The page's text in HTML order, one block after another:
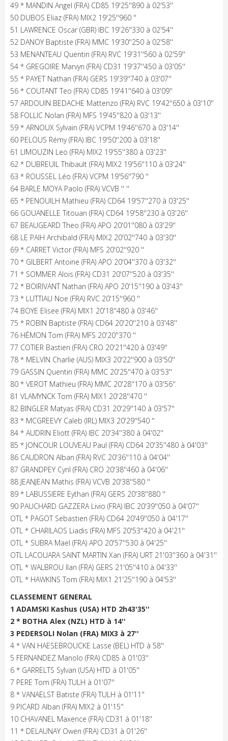
49 * MANDIN Angel (FRA) CD85 19'25''890 à 02'53''
50 DUBOS Eliaz (FRA) MIX2 19'25''960 ''
51 LAWRENCE Oscar (GBR) IBC 19'26''330 à 02'54''
52 DANOY Baptiste (FRA) MMC 19'30''250 à 02'58''
53 MENANTEAU Quentin (FRA) RVC 19'31''560 à 02'59''
54 * GREGOIRE Marvyn (FRA) CD31 19'37''450 à 03'05''
55 * PAYET Nathan (FRA) GERS 19'39''740 à 03'07''
56 * COUTANT Teo (FRA) CD85 19'41''640 à 03'09''
57 ARDOUIN BEDACHE Mattenzo (FRA) RVC 19'42''650 à 03'10''
58 FOLLIC Nolan (FRA) MFS 19'45''820 à 03'13''
59 * ARNOUX Sylvain (FRA) VCPM 19'46''670 à 03'14''
60 PELOUS Rémy (FRA) IBC 19'50''200 à 03'18''
61 LIMOUZIN Leo (FRA) MIX2 19'55''380 à 03'23''
62 * DUBREUIL Thibault (FRA) MIX2 19'56''110 à 03'24''
63 * ROUSSEL Léo (FRA) VCPM 19'56''790 ''
64 BARLE MOYA Paolo (FRA) VCVB '' ''
65 * PENOUILH Mathieu (FRA) CD64 19'57''270 à 03'25''
66 GOUANELLE Titouan (FRA) CD64 19'58''230 à 03'26''
67 BEAUGEARD Theo (FRA) APO 20'01''080 à 03'29''
68 LE PAIH Archibald (FRA) MIX2 20'02''740 à 03'30''
69 * CARRET Victor (FRA) MFS 20'02''920 ''
70 * GILBERT Antoine (FRA) APO 20'04''370 à 03'32''
71 * SOMMER Alois (FRA) CD31 20'07''520 à 03'35''
72 * BOIRIVANT Nathan (FRA) APO 20'15''190 à 03'43''
73 * LUTTIAU Noe (FRA) RVC 20'15''960 ''
74 BOYE Elisee (FRA) MIX1 20'18''480 à 03'46''
75 * ROBIN Baptiste (FRA) CD64 20'20''210 à 03'48''
76 HÉMON Tom (FRA) MFS 20'20''370 ''
77 COTIER Bastien (FRA) CRO 20'21''420 à 03'49''
78 * MELVIN Charlie (AUS) MIX3 20'22''900 à 03'50''
79 GASSIN Quentin (FRA) MMC 20'25''470 à 03'53''
80 * VEROT Mathieu (FRA) MMC 20'28''170 à 03'56''
81 VLAMYNCK Tom (FRA) MIX1 20'28''470 ''
82 BINGLER Matyas (FRA) CD31 20'29''140 à 03'57''
83 * MCGREEVY Caleb (IRL) MIX3 20'29''540 ''
84 * AUDRIN Eliott (FRA) IBC 20'34''380 à 04'02''
85 * JONCOUR LOUVEAU Paul (FRA) CD64 20'35''480 à 04'03''
86 CAUDRON Alban (FRA) RVC 20'36''110 à 04'04''
87 GRANDPEY Cyril (FRA) CRO 20'38''460 à 04'06''
88 JEANJEAN Mathis (FRA) VCVB 20'38''580 ''
89 * LABUSSIERE Eythan (FRA) GERS 20'38''880 ''
90 PAUCHARD GAZZERA Livio (FRA) IBC 20'39''050 à 04'07''
OTL * PAGOT Sebastien (FRA) CD64 20'49''050 à 04'17''
OTL * CHARILAOS Liadis (FRA) MFS 20'53''420 à 04'21''
OTL * SUBRA Mael (FRA) APO 20'57''530 à 04'25''
OTL LACOUARA SAINT MARTIN Xan (FRA) URT 21'03''360 à 04'31''
OTL * WALBROU Ilan (FRA) GERS 21'05''410 à 04'33''
OTL * HAWKINS Tom (FRA) MIX1 21'25''190 à 04'53''
CLASSEMENT GENERAL
1 ADAMSKI Kashus (USA) HTD 2h43'35''
2 * BOTHA Alex (NZL) HTD à 14''
3 PEDERSOLI Nolan (FRA) MIX3 à 27''
4 * VAN HAESEBROUCKE Lasse (BEL) HTD à 58''
5 FERNANDEZ Manolo (FRA) CD85 à 01'03''
6 * GARRELTS Sylvan (USA) HTD à 01'05''
7 PERE Tom (FRA) TULH à 01'07''
8 * VANAELST Batiste (FRA) TULH à 01'11''
9 PICARD Alban (FRA) MIX2 à 01'15''
10 CHAVANEL Maxence (FRA) CD31 à 01'18''
11 * DELAUNAY Owen (FRA) CD31 à 01'26''